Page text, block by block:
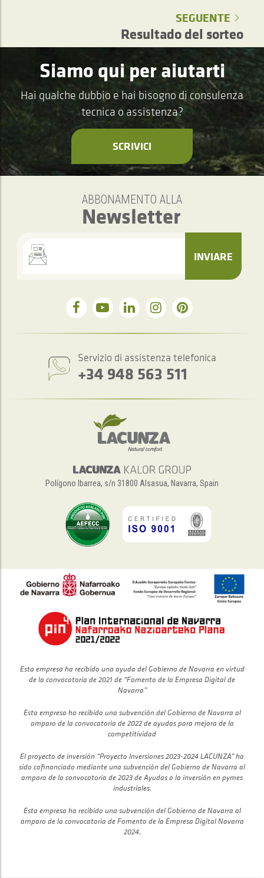
Resultado del sorteo
SEGUENTE
Siamo qui per aiutarti
Hai qualche dubbio e hai bisogno di consulenza
tecnica o assistenza?
SCRIVICI
ABBONAMENTO ALLA
Newsletter
INVIARE
Servizio di assistenza telefonica
+34 948 563 511
Polígono Ibarrea, s/n 31800 Alsasua, Navarra, Spain
Esta empresa ha recibido una ayuda del Gobierno de Navarra en virtud
de la convocatoria de 2021 de “Fomento de la Empresa Digital de
Navarra”
Esta empresa ha recibido una subvención del Gobierno de Navarra al
amparo de la convocatoria de 2022 de ayudas para mejora de la
competitividad
El proyecto de inversión “Proyecto Inversiones 2023-2024 LACUNZA” ha
sido cofinanciado mediante una subvención del Gobierno de Navarra al
amparo de la convocatoria de 2023 de Ayudas a la inversión en pymes
industriales.
Esta empresa ha recibido una subvención del Gobierno de Navarra al
amparo de la convocatoria de Fomento de la Empresa Digital Navarra
2024.